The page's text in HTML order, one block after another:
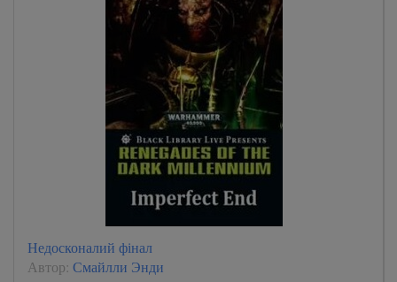
Недосконалий фінал
Автор: Смайлли Энди